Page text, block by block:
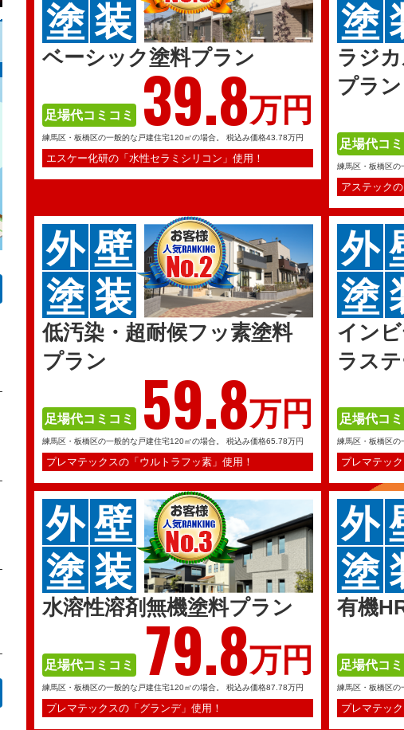
塗 装
ベーシック塗料プラン
足場代コミコミ 39.8万円
練馬区・板橋区の一般的な戸建住宅120㎡の場合。 税込み価格43.78万円
エスケー化研の「水性セラミシリコン」使用！
塗
ラジ
プラン
足場代コ
練馬区・板橋区
アステック
外 壁
塗 装
低汚染・超耐候フッ素塗料
プラン
足場代コミコミ 59.8万円
練馬区・板橋区の一般的な戸建住宅120㎡の場合。 税込み価格65.78万円
プレマテックスの「ウルトラフッ素」使用！
外
塗
イン
ラス
足場代コ
練馬区・板橋区
プレマテッ
外 壁
塗 装
水溶性溶剤無機塗料プラン
足場代コミコミ 79.8万円
練馬区・板橋区の一般的な戸建住宅120㎡の場合。 税込み価格87.78万円
プレマテックスの「グランデ」使用！
外
塗
有機
足場代コ
練馬区・板橋区
プレマテッ